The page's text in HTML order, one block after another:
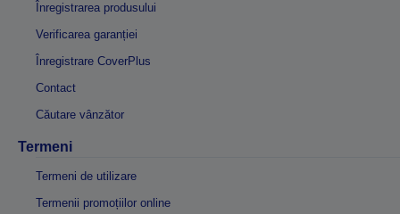
Înregistrarea produsului
Verificarea garanției
Înregistrare CoverPlus
Contact
Căutare vânzător
Termeni
Termeni de utilizare
Termenii promoțiilor online